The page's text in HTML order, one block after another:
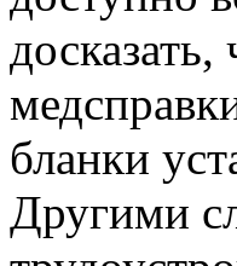
бланки
Другими